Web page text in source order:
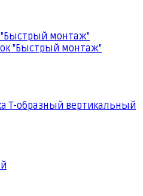
монтаж"
"Быстрый монтаж"
Т-образный вертикальный